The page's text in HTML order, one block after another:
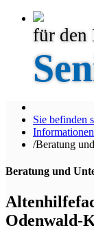
für den
Sie befinden
Informationen
/Beratung
Beratung und
Odenwald-